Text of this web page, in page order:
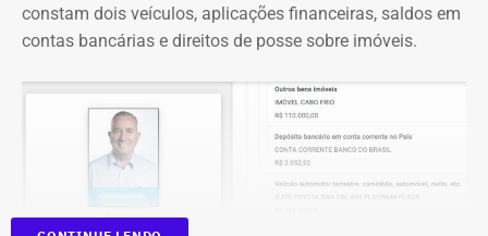
constam dois veículos, aplicações financeiras, saldos em
contas bancárias e direitos de posse sobre imóveis.